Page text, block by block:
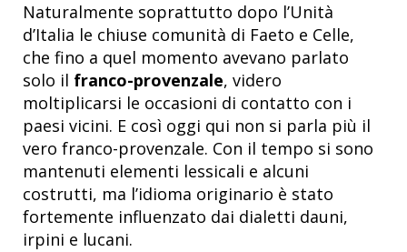
Naturalmente soprattutto dopo l’Unità
d’Italia le chiuse comunità di Faeto e Celle,
che fino a quel momento avevano parlato
solo il franco-provenzale, videro
moltiplicarsi le occasioni di contatto con i
paesi vicini. E così oggi qui non si parla più il
vero franco-provenzale. Con il tempo si sono
mantenuti elementi lessicali e alcuni
costrutti, ma l’idioma originario è stato
fortemente influenzato dai dialetti dauni,
irpini e lucani.